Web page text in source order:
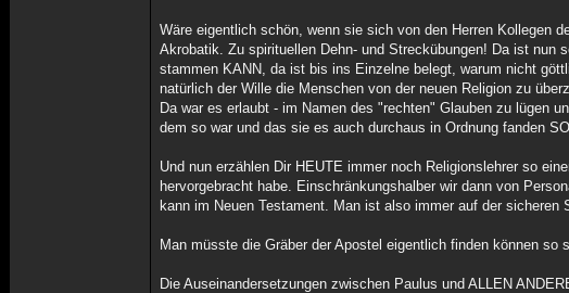
Wäre eigentlich schön, wenn sie sich von den Herren Kollegen
Akrobatik. Zu spirituellen Dehn- und Streckübungen! Da ist nun
stammen KANN, da ist bis ins Einzelne belegt, warum nicht
natürlich der Wille die Menschen von der neuen Religion zu
Da war es erlaubt - im Namen des "rechten" Glauben zu lügen
dem so war und das sie es auch durchaus in Ordnung fanden
Und nun erzählen Dir HEUTE immer noch Religionslehrer so
hervorgebracht habe. Einschränkungshalber wir dann von
kann im Neuen Testament. Man ist also immer auf der sicheren
Man müsste die Gräber der Apostel eigentlich finden können
Die Auseinandersetzungen zwischen Paulus und ALLEN